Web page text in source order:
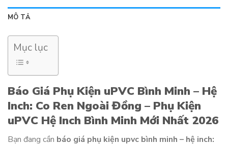
MÔ TẢ
Mục lục
Báo Giá Phụ Kiện uPVC Bình Minh – Hệ
Inch: Co Ren Ngoài Đồng – Phụ Kiện
uPVC Hệ Inch Bình Minh Mới Nhất 2026
Bạn đang cần báo giá phụ kiện upvc bình minh – hệ inch: